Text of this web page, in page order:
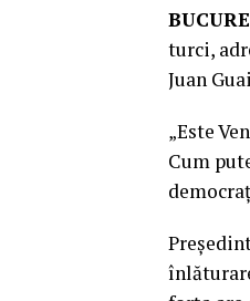
turci,
Juan
„Este
Cum